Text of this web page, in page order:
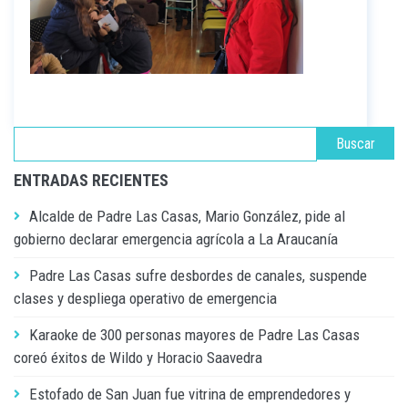
ENTRADAS RECIENTES
Alcalde de Padre Las Casas, Mario González, pide al
gobierno declarar emergencia agrícola a La Araucanía
Padre Las Casas sufre desbordes de canales, suspende
clases y despliega operativo de emergencia
Karaoke de 300 personas mayores de Padre Las Casas
coreó éxitos de Wildo y Horacio Saavedra
Estofado de San Juan fue vitrina de emprendedores y